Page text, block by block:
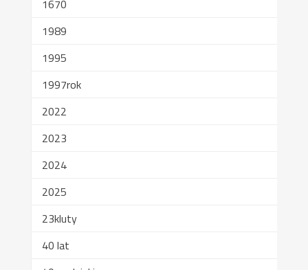
1670
1989
1995
1997rok
2022
2023
2024
2025
23kluty
40 lat